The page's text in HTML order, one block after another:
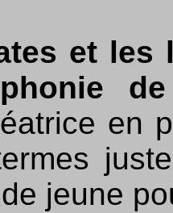
et les
en
jeune